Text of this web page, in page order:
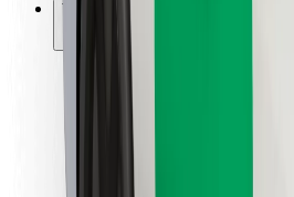
Tuki
Matkustajille
Kuljettajille
Ruokaläheteille